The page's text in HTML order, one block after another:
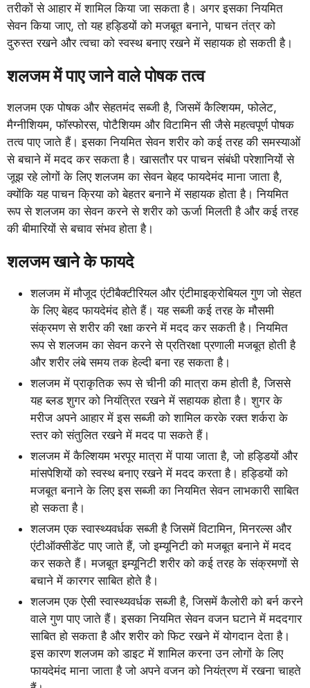
तरीकों से आहार में शामिल किया जा सकता है। अगर इसका नियमित
सेवन किया जाए, तो यह हड्डियों को मजबूत बनाने, पाचन तंत्र को
दुरुस्त रखने और त्वचा को स्वस्थ बनाए रखने में सहायक हो सकती है।
शलजम में पाए जाने वाले पोषक तत्व
शलजम एक पोषक और सेहतमंद सब्जी है, जिसमें कैल्शियम, फोलेट,
मैग्नीशियम, फॉस्फोरस, पोटैशियम और विटामिन सी जैसे महत्वपूर्ण पोषक
तत्व पाए जाते हैं। इसका नियमित सेवन शरीर को कई तरह की समस्याओं
से बचाने में मदद कर सकता है। खासतौर पर पाचन संबंधी परेशानियों से
जूझ रहे लोगों के लिए शलजम का सेवन बेहद फायदेमंद माना जाता है,
क्योंकि यह पाचन क्रिया को बेहतर बनाने में सहायक होता है। नियमित
रूप से शलजम का सेवन करने से शरीर को ऊर्जा मिलती है और कई तरह
की बीमारियों से बचाव संभव होता है।
शलजम खाने के फायदे
शलजम में मौजूद एंटीबैक्टीरियल और एंटीमाइक्रोबियल गुण जो सेहत
के लिए बेहद फायदेमंद होते हैं। यह सब्जी कई तरह के मौसमी
संक्रमण से शरीर की रक्षा करने में मदद कर सकती है। नियमित
रूप से शलजम का सेवन करने से प्रतिरक्षा प्रणाली मजबूत होती है
और शरीर लंबे समय तक हेल्दी बना रह सकता है।
शलजम में प्राकृतिक रूप से चीनी की मात्रा कम होती है, जिससे
यह ब्लड शुगर को नियंत्रित रखने में सहायक होता है। शुगर के
मरीज अपने आहार में इस सब्जी को शामिल करके रक्त शर्करा के
स्तर को संतुलित रखने में मदद पा सकते हैं।
शलजम में कैल्शियम भरपूर मात्रा में पाया जाता है, जो हड्डियों और
मांसपेशियों को स्वस्थ बनाए रखने में मदद करता है। हड्डियों को
मजबूत बनाने के लिए इस सब्जी का नियमित सेवन लाभकारी साबित
हो सकता है।
शलजम एक स्वास्थ्यवर्धक सब्जी है जिसमें विटामिन, मिनरल्स और
एंटीऑक्सीडेंट पाए जाते हैं, जो इम्यूनिटी को मजबूत बनाने में मदद
कर सकते हैं। मजबूत इम्यूनिटी शरीर को कई तरह के संक्रमणों से
बचाने में कारगर साबित होते है।
शलजम एक ऐसी स्वास्थ्यवर्धक सब्जी है, जिसमें कैलोरी को बर्न करने
वाले गुण पाए जाते हैं। इसका नियमित सेवन वजन घटाने में मददगार
साबित हो सकता है और शरीर को फिट रखने में योगदान देता है।
इस कारण शलजम को डाइट में शामिल करना उन लोगों के लिए
फायदेमंद माना जाता है जो अपने वजन को नियंत्रण में रखना चाहते